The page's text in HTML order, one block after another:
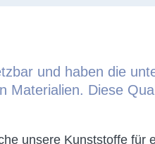
und haben die
Materialien. Diese
unsere Kunststoffe für